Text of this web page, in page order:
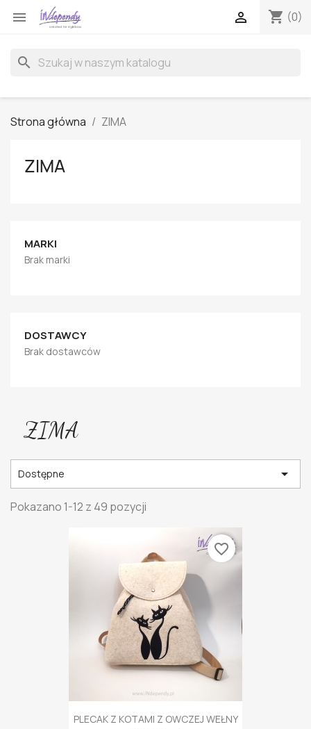
 shopping_cart (0)

search
Strona główna ZIMA
ZIMA
MARKI
Brak marki
DOSTAWCY
Brak dostawców
ZIMA
Dostępne 
Pokazano 1-12 z 49 pozycji
PLECAK Z KOTAMI Z OWCZEJ WEŁNY
favorite_border